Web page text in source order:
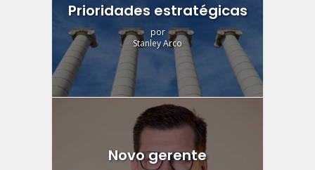
Prioridades estratégicas
por
Stanley Arco
Novo gerente